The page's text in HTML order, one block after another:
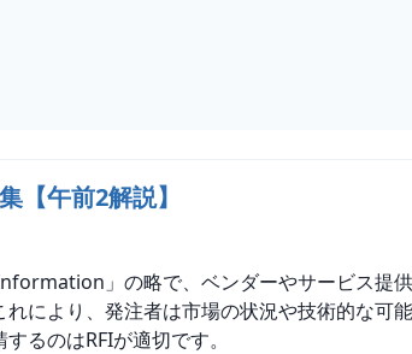
【午前2解説】
」の略で、ベンダーやサービス提
により、発注者は市場の状況や技術的な可
るのはRFIが適切です。